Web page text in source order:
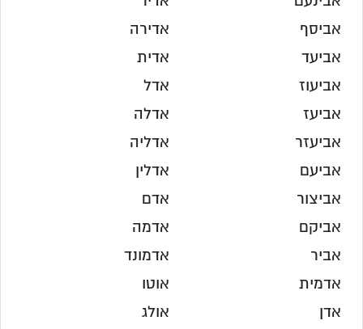
אביסף
אביעד
אביעוז
אביעז
אביעזר
אביעם
אביצור
אביקם
אביר
אדירה
אדית
אדל
אדלה
אדליה
אדלין
אדם
אדמה
אדמונד
אדמית
אדן
אוטו
אולג